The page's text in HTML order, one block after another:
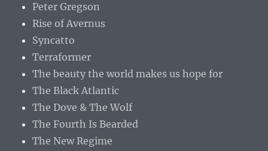
Peter Gregson
Rise of Avernus
Syncatto
Terraformer
The beauty the world makes us hope for
The Black Atlantic
The Dove & The Wolf
The Fourth Is Bearded
The New Regime